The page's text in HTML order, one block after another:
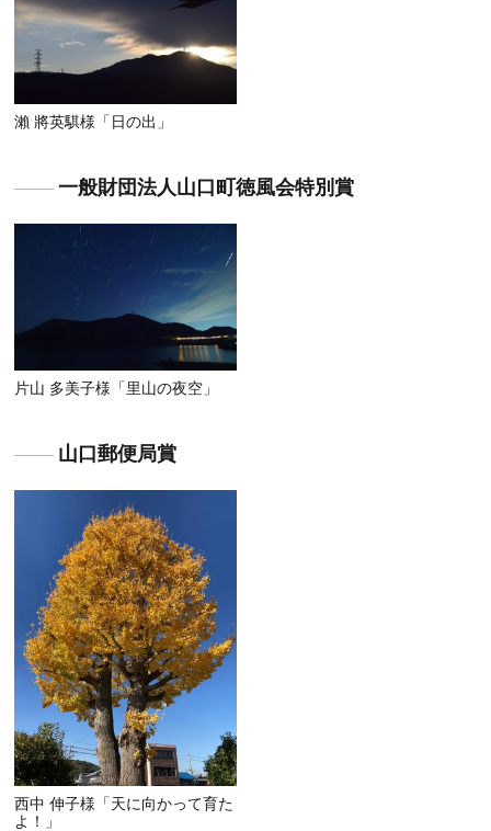
瀨 將英騏様「日の出」
一般財団法人山口町徳風会特別賞
片山 多美子様「里山の夜空」
山口郵便局賞
西中 伸子様「天に向かって育た
よ！」